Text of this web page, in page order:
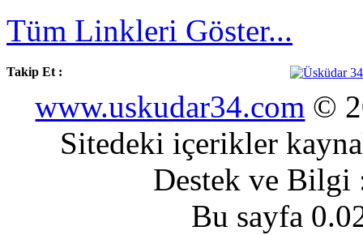
Tüm Linkleri Göster...
Takip Et :
www.uskudar34.com ©
Sitedeki içerikler
Destek ve
Bu sayfa